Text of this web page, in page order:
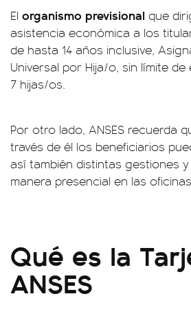
El organismo previsional que
asistencia económica a los
de hasta 14 años inclusive,
Universal por Hija/o, sin límite
7 hijas/os.
Por otro lado, ANSES recuerda
través de él los beneficiarios
así también distintas gestiones
manera presencial en las
Qué es la
ANSES